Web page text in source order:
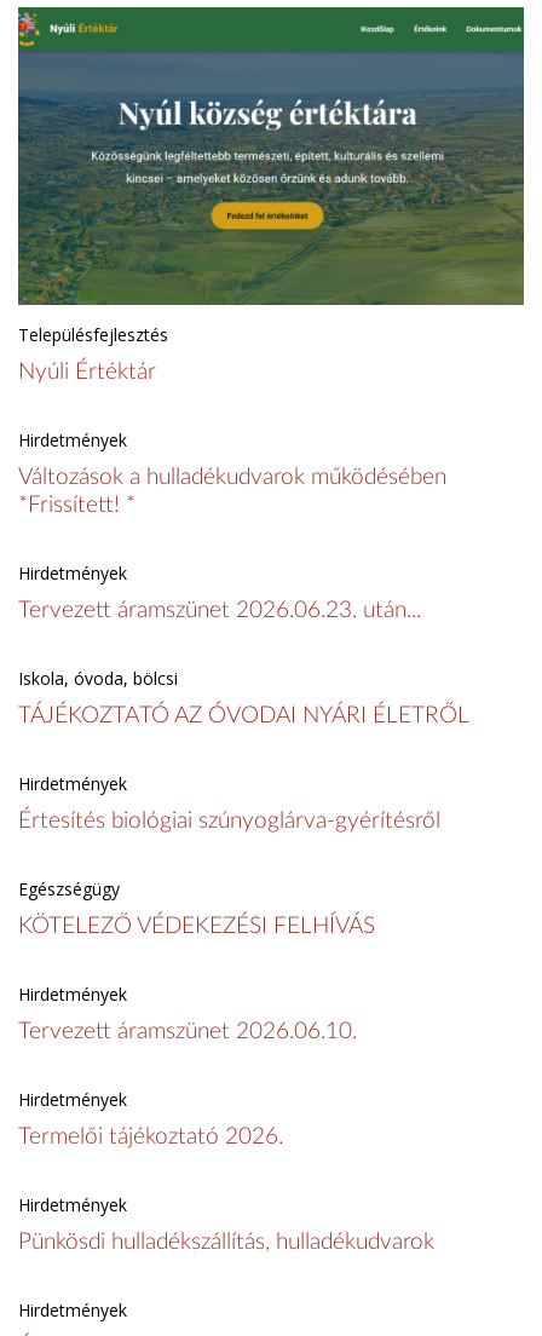
Településfejlesztés
Nyúli Értéktár
Hirdetmények
Változások a hulladékudvarok működésében
*Frissített! *
Hirdetmények
Tervezett áramszünet 2026.06.23. után...
Iskola, óvoda, bölcsi
TÁJÉKOZTATÓ AZ ÓVODAI NYÁRI ÉLETRŐL
Hirdetmények
Értesítés biológiai szúnyoglárva-gyérítésről
Egészségügy
KÖTELEZŐ VÉDEKEZÉSI FELHÍVÁS
Hirdetmények
Tervezett áramszünet 2026.06.10.
Hirdetmények
Termelői tájékoztató 2026.
Hirdetmények
Pünkösdi hulladékszállítás, hulladékudvarok
Hirdetmények